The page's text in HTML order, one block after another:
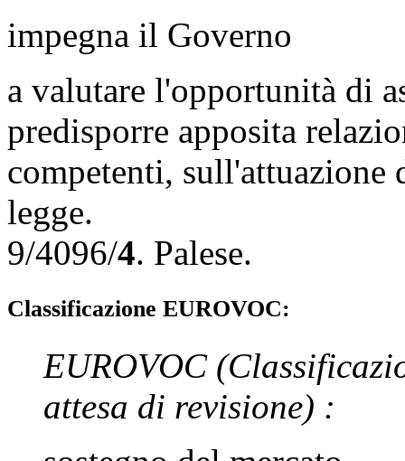
impegna il Governo
a valutare l'opportunità di
predisporre apposita
competenti, sull'attuazione
legge.
9/4096/4. Palese.
Classificazione EUROVOC:
EUROVOC
attesa di revisione) :